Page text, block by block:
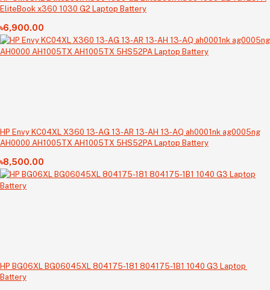
EliteBook x360 1030 G2 Laptop Battery
৳6,900.00
HP Envy KC04XL X360 13-AG 13-AR 13-AH 13-AQ ah0001nk ag0005ng
AH0000 AH1005TX AH1005TX 5HS52PA Laptop Battery
৳8,500.00
HP BG06XL BG06045XL 804175-181 804175-1B1 1040 G3 Laptop
Battery